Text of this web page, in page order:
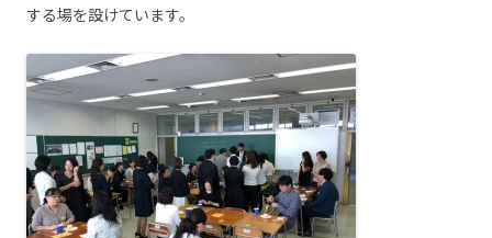
する場を設けています。